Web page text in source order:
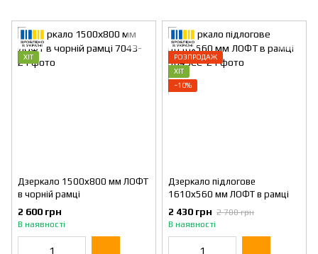
ХІТ
Дзеркало 1500х800 мм ЛОФТ
в чорній рамці
2 600 грн
В наявності
РОЗПРОДАЖ
ХІТ
−10%
Дзеркало підлогове
1610х560 мм ЛОФТ в рамці
2 430 грн 2 700 грн
В наявності